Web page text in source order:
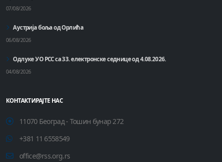
07/08/2026
Аустрија боља од Орлића
06/08/2026
Одлуке УО РСС са 33. електронске седнице од 4.08.2026.
04/08/2026
КОНТАКТИРАЈТЕ НАС
11070 Београд - Тошин бунар 272
+381 11 6558549
office@rss.org.rs